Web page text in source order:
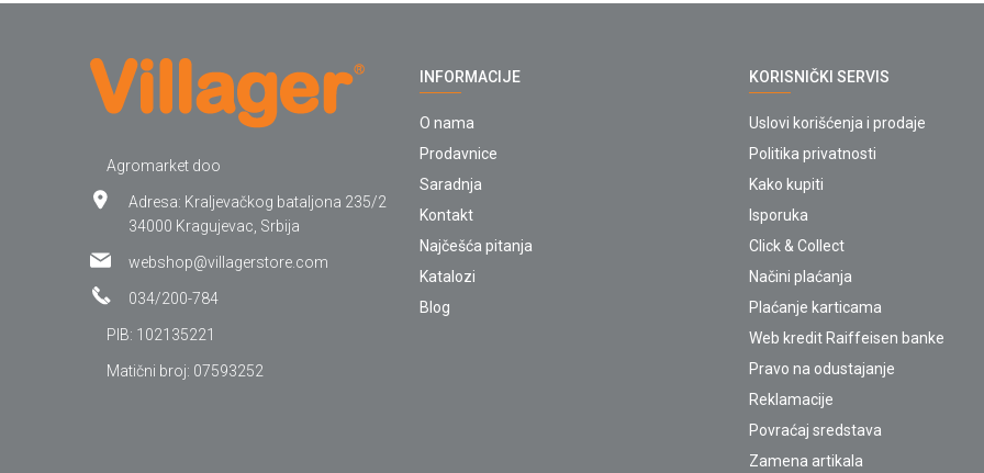
Agromarket doo
Adresa: Kraljevačkog bataljona 235/2
34000 Kragujevac, Srbija
webshop@villagerstore.com
034/200-784
PIB: 102135221
Matični broj: 07593252
INFORMACIJE
O nama
Prodavnice
Saradnja
Kontakt
Najčešća pitanja
Katalozi
Blog
KORISNIČKI SERVIS
Uslovi korišćenja i prodaje
Politika privatnosti
Kako kupiti
Isporuka
Click & Collect
Načini plaćanja
Plaćanje karticama
Web kredit Raiffeisen banke
Pravo na odustajanje
Reklamacije
Povraćaj sredstava
Zamena artikala